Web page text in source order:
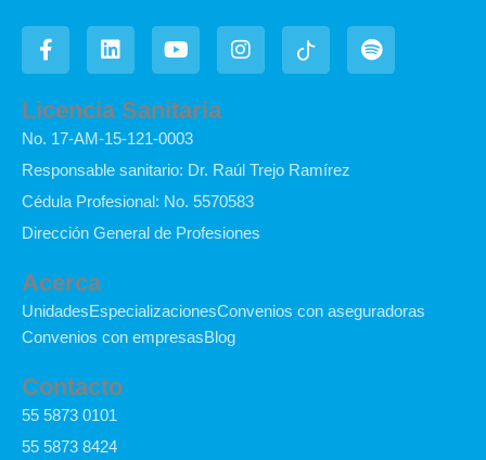
F
a
c
e
b
o
o
-
f
L
i
n
k
e
d
i
Y
o
u
t
u
b
e
I
n
s
r
m
I
c
o
i
S
p
o
Licencia Sanitaria
No. 17-AM-15-121-0003
Responsable sanitario: Dr. Raúl Trejo Ramírez
Cédula Profesional: No. 5570583
Dirección General de Profesiones
Acerca
UnidadesEspecializacionesConvenios con aseguradoras
Convenios con empresasBlog
Contacto
55 5873 0101
55 5873 8424